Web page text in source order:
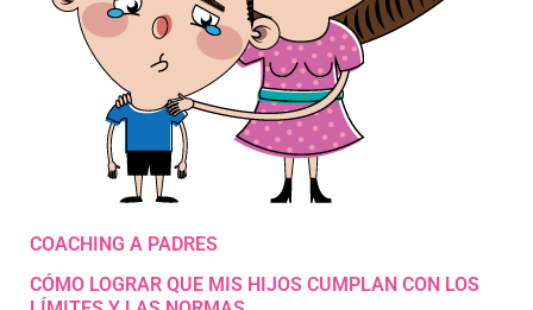
COACHING A PADRES
CÓMO LOGRAR QUE MIS HIJOS CUMPLAN CON LOS